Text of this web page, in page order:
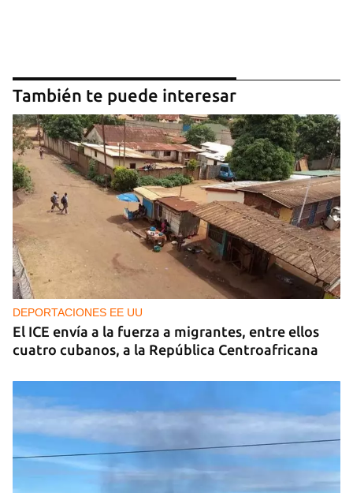
También te puede interesar
DEPORTACIONES EE UU
El ICE envía a la fuerza a migrantes, entre ellos
cuatro cubanos, a la República Centroafricana